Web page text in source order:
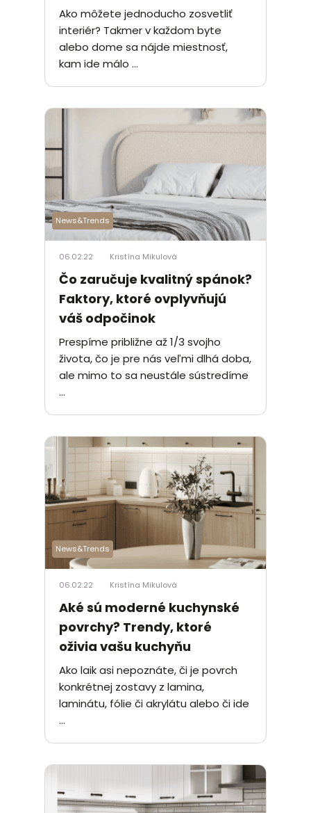
Ako môžete jednoducho zosvetliť
interiér? Takmer v každom byte
alebo dome sa nájde miestnosť,
kam ide málo ...
News&Trends
06.02.22 Kristína Mikulová
Čo zaručuje kvalitný spánok?
Faktory, ktoré ovplyvňujú
váš odpočinok
Prespíme približne až 1/3 svojho
života, čo je pre nás veľmi dlhá doba,
ale mimo to sa neustále sústredíme
...
News&Trends
06.02.22 Kristína Mikulová
Aké sú moderné kuchynské
povrchy? Trendy, ktoré
oživia vašu kuchyňu
Ako laik asi nepoznáte, či je povrch
konkrétnej zostavy z lamina,
laminátu, fólie či akrylátu alebo či ide
...